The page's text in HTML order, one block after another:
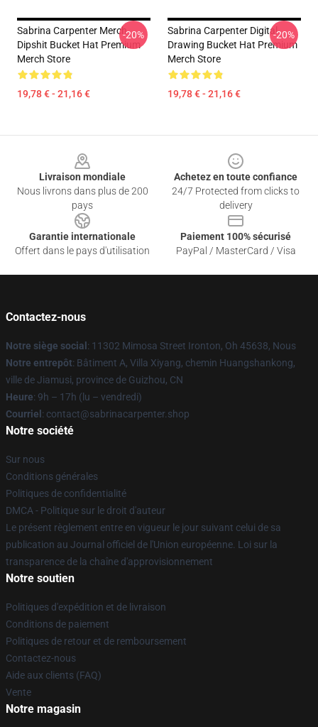
Sabrina Carpenter Merch
Dipshit Bucket Hat Premium
Merch Store
19,78 € - 21,16 €
-20%
Sabrina Carpenter Digital
Drawing Bucket Hat Premium
Merch Store
19,78 € - 21,16 €
-20%
Livraison mondiale
Nous livrons dans plus de 200
pays
Achetez en toute confiance
24/7 Protected from clicks to
delivery
Garantie internationale
Offert dans le pays d'utilisation
Paiement 100% sécurisé
PayPal / MasterCard / Visa
Contactez-nous
Notre siège social : 11302 Mimosa Street Ironton, Oh 45638, Nous
Notre entrepôt: Bâtiment A, Villa Xiyang, chemin Huangshankong,
ville de Jiamusi, province de Guizhou, CN
Heure: 9h – 17h (lu – vendredi)
Courriel : contact@sabrinacarpenter.shop
Notre société
Sur nous
Conditions générales
Politiques de confidentialité
DMCA - Politique sur le droit d'auteur
Le présent règlement entre en vigueur le jour suivant celui de sa
publication au Journal officiel de l'Union européenne. Loi sur la
transparence de la chaîne d'approvisionnement
Notre soutien
Politiques d'expédition et de livraison
Conditions de paiement
Politiques de retour et de remboursement
Contactez-nous
Aide aux clients (FAQ)
Vente
Notre magasin